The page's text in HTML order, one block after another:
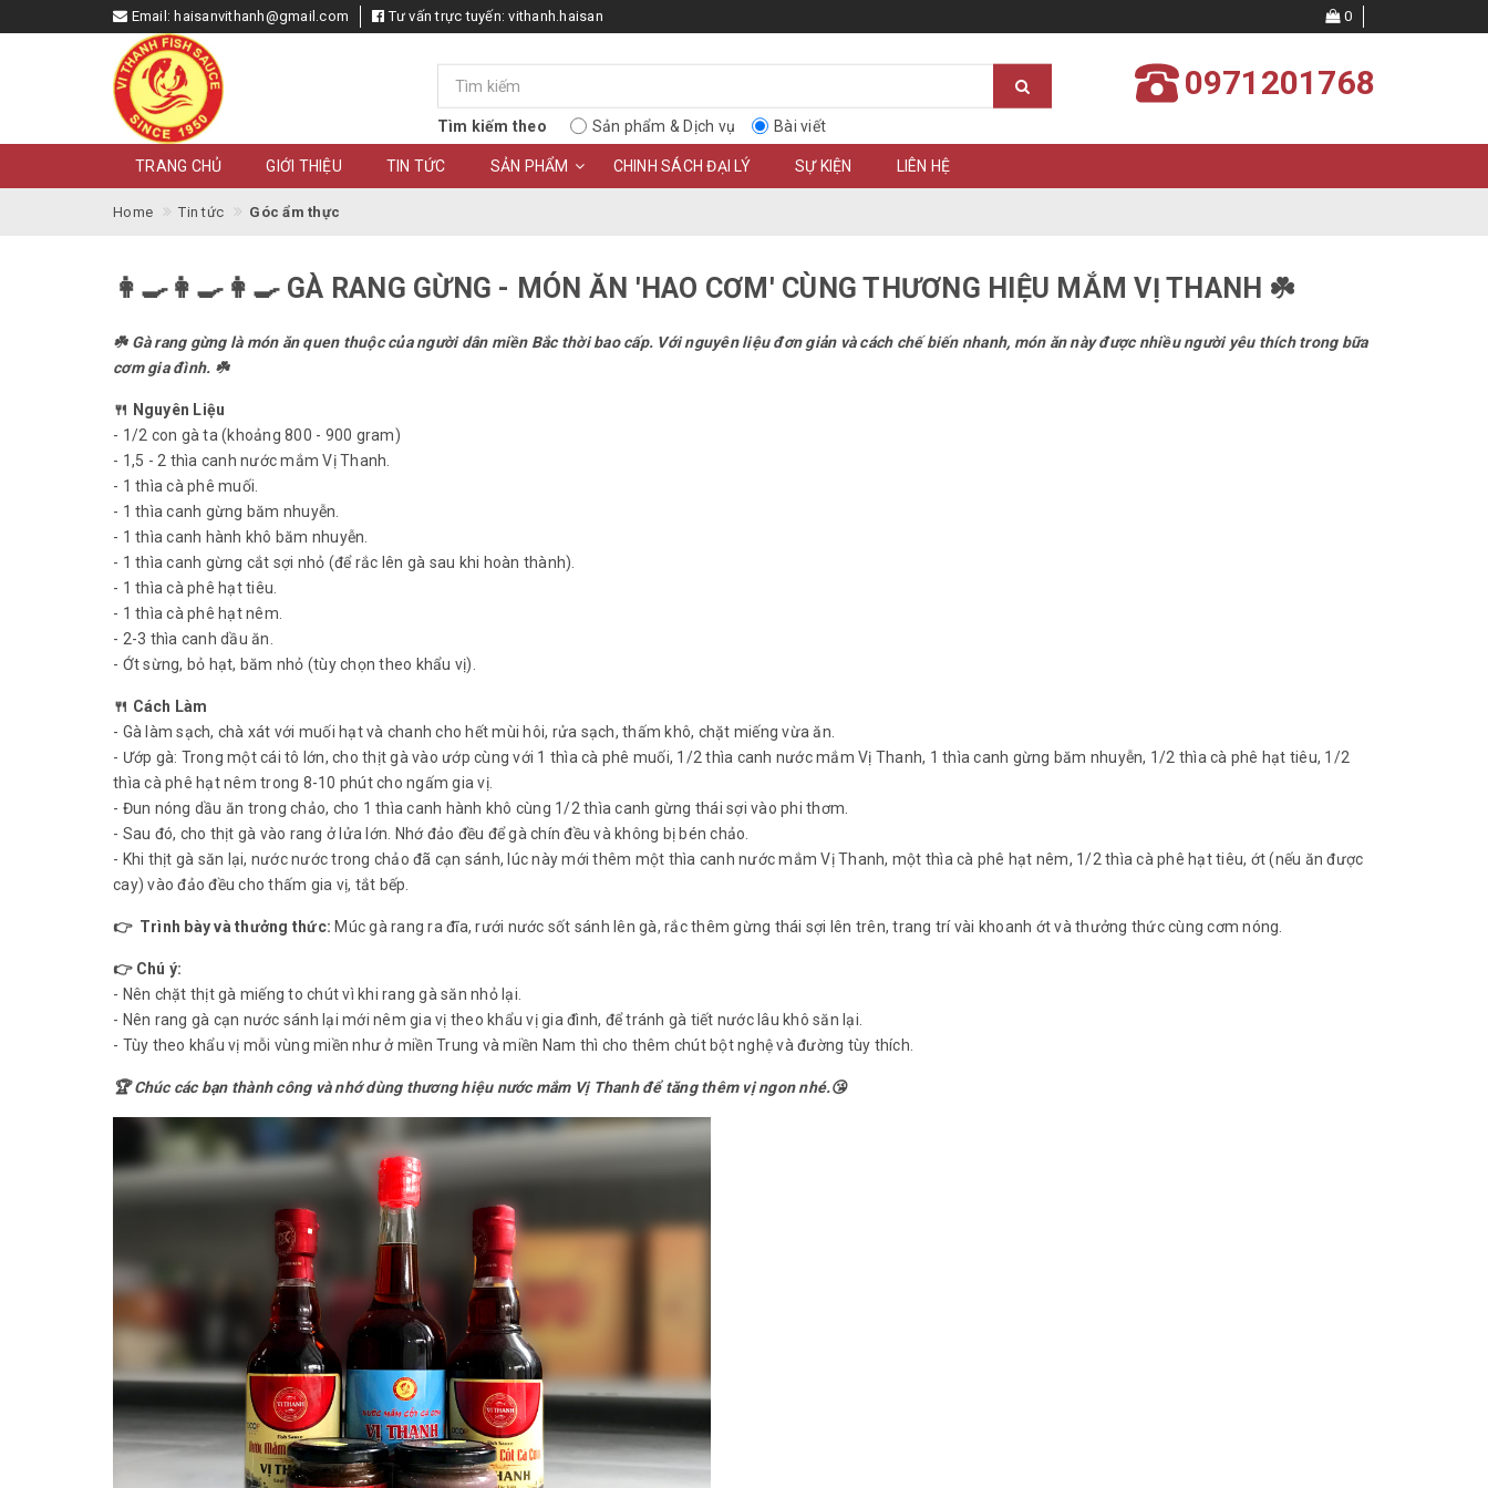
Email: haisanvithanh@gmail.com Tư vấn trực tuyến:vithanh.haisan 0
Tìm kiếm theo Sản phẩm & Dịch vụ Bài viết
0971201768
TRANG CHỦ GIỚI THIỆU TIN TỨC SẢN PHẨM CHINH SÁCH ĐẠI LÝ SỰ KIỆN LIÊN HỆ
Home Tin tức Góc ẩm thực
👩‍🍳👩‍🍳👩‍🍳 GÀ RANG GỪNG - MÓN ĂN 'HAO CƠM' CÙNG THƯƠNG HIỆU MẮM VỊ THANH ☘️
☘️ Gà rang gừng là món ăn quen thuộc của người dân miền Bắc thời bao cấp. Với nguyên liệu đơn giản và cách chế biến nhanh, món ăn này được nhiều người yêu thích trong bữa
cơm gia đình. ☘️
🍴 Nguyên Liệu
- 1/2 con gà ta (khoảng 800 - 900 gram)
- 1,5 - 2 thìa canh nước mắm Vị Thanh.
- 1 thìa cà phê muối.
- 1 thìa canh gừng băm nhuyễn.
- 1 thìa canh hành khô băm nhuyễn.
- 1 thìa canh gừng cắt sợi nhỏ (để rắc lên gà sau khi hoàn thành).
- 1 thìa cà phê hạt tiêu.
- 1 thìa cà phê hạt nêm.
- 2-3 thìa canh dầu ăn.
- Ớt sừng, bỏ hạt, băm nhỏ (tùy chọn theo khẩu vị).
🍴 Cách Làm
- Gà làm sạch, chà xát với muối hạt và chanh cho hết mùi hôi, rửa sạch, thấm khô, chặt miếng vừa ăn.
- Ướp gà: Trong một cái tô lớn, cho thịt gà vào ướp cùng với 1 thìa cà phê muối, 1/2 thìa canh nước mắm Vị Thanh, 1 thìa canh gừng băm nhuyễn, 1/2 thìa cà phê hạt tiêu, 1/2
thìa cà phê hạt nêm trong 8-10 phút cho ngấm gia vị.
- Đun nóng dầu ăn trong chảo, cho 1 thìa canh hành khô cùng 1/2 thìa canh gừng thái sợi vào phi thơm.
- Sau đó, cho thịt gà vào rang ở lửa lớn. Nhớ đảo đều để gà chín đều và không bị bén chảo.
- Khi thịt gà săn lại, nước nước trong chảo đã cạn sánh, lúc này mới thêm một thìa canh nước mắm Vị Thanh, một thìa cà phê hạt nêm, 1/2 thìa cà phê hạt tiêu, ớt (nếu ăn được
cay) vào đảo đều cho thấm gia vị, tắt bếp.
👉 Trình bày và thưởng thức: Múc gà rang ra đĩa, rưới nước sốt sánh lên gà, rắc thêm gừng thái sợi lên trên, trang trí vài khoanh ớt và thưởng thức cùng cơm nóng.
👉 Chú ý:
- Nên chặt thịt gà miếng to chút vì khi rang gà săn nhỏ lại.
- Nên rang gà cạn nước sánh lại mới nêm gia vị theo khẩu vị gia đình, để tránh gà tiết nước lâu khô săn lại.
- Tùy theo khẩu vị mỗi vùng miền như ở miền Trung và miền Nam thì cho thêm chút bột nghệ và đường tùy thích.
🏆 Chúc các bạn thành công và nhớ dùng thương hiệu nước mắm Vị Thanh để tăng thêm vị ngon nhé.😘